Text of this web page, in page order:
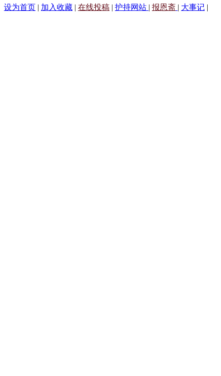
设为首页 | 加入收藏 | 在线投稿 | 护持网站 | 报恩斋 | 大事记 |